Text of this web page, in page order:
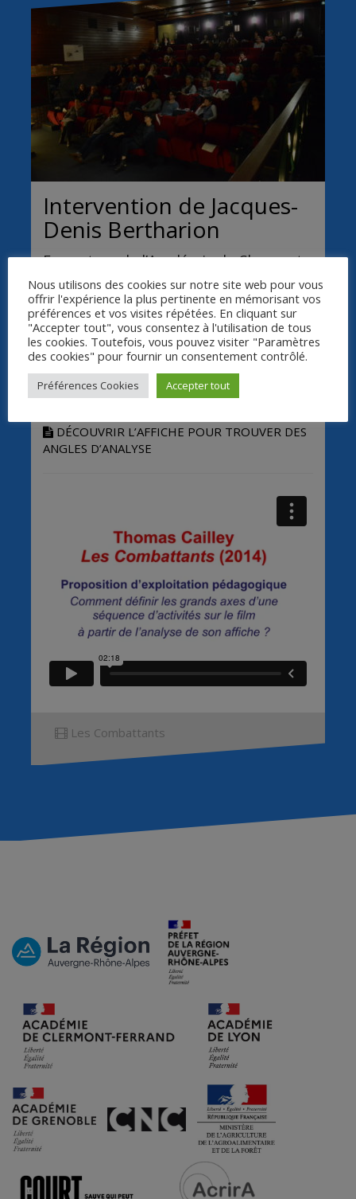
Intervention de Jacques-
Denis Bertharion
Formateur de l’Académie de Clermont-
Découvrir l’affiche pour trouver des angles
d’analyse , une proposition pédagogique de
Jacques-Denis Bertharion.
DÉCOUVRIR L’AFFICHE POUR TROUVER DES
ANGLES D’ANALYSE
Les Combattants
Nous utilisons des cookies sur notre site web pour vous
offrir l'expérience la plus pertinente en mémorisant vos
préférences et vos visites répétées. En cliquant sur
"Accepter tout", vous consentez à l'utilisation de tous
les cookies. Toutefois, vous pouvez visiter "Paramètres
des cookies" pour fournir un consentement contrôlé.
Préférences Cookies Accepter tout